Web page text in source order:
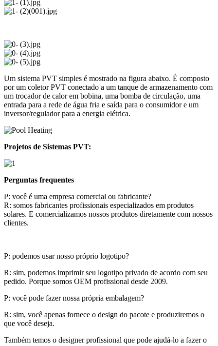
Um sistema PVT simples é mostrado na figura abaixo. É composto
por um coletor PVT conectado a um tanque de armazenamento com
um trocador de calor em bobina, uma bomba de circulação, uma
entrada para a rede de água fria e saída para o consumidor e um
inversor/regulador para a energia elétrica.
Projetos de Sistemas PVT:
Perguntas frequentes
P: você é uma empresa comercial ou fabricante?
R: somos fabricantes profissionais especializados em produtos
solares. E comercializamos nossos produtos diretamente com nossos
clientes.
P: podemos usar nosso próprio logotipo?
R: sim, podemos imprimir seu logotipo privado de acordo com seu
pedido. Porque somos OEM profissional desde 2009.
P: você pode fazer nossa própria embalagem?
R: sim, você apenas fornece o design do pacote e produziremos o
que você deseja.
Também temos o designer profissional que pode ajudá-lo a fazer o